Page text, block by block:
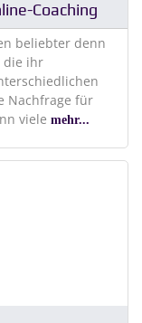
Coaching
beliebter denn
die ihr
Nachfrage für
viele mehr...